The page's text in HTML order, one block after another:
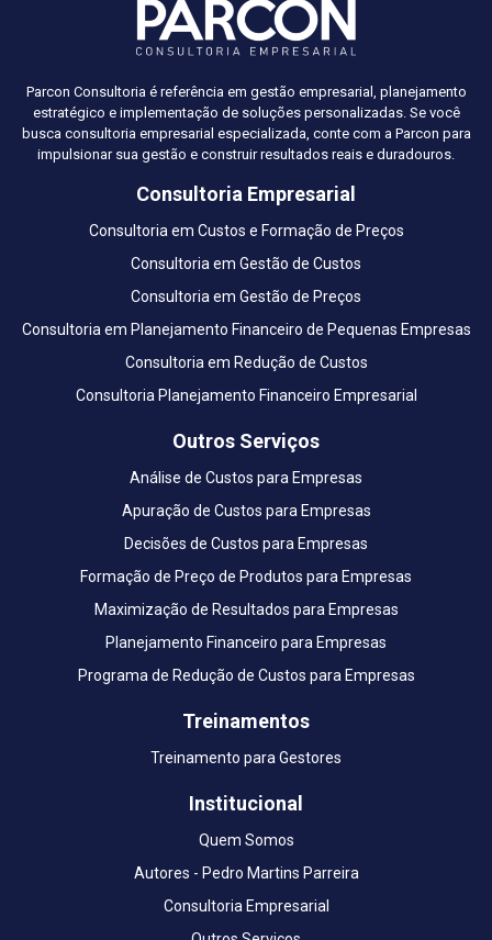
Parcon Consultoria é referência em gestão empresarial, planejamento
estratégico e implementação de soluções personalizadas. Se você
busca consultoria empresarial especializada, conte com a Parcon para
impulsionar sua gestão e construir resultados reais e duradouros.
Consultoria Empresarial
Consultoria em Custos e Formação de Preços
Consultoria em Gestão de Custos
Consultoria em Gestão de Preços
Consultoria em Planejamento Financeiro de Pequenas Empresas
Consultoria em Redução de Custos
Consultoria Planejamento Financeiro Empresarial
Outros Serviços
Análise de Custos para Empresas
Apuração de Custos para Empresas
Decisões de Custos para Empresas
Formação de Preço de Produtos para Empresas
Maximização de Resultados para Empresas
Planejamento Financeiro para Empresas
Programa de Redução de Custos para Empresas
Treinamentos
Treinamento para Gestores
Institucional
Quem Somos
Autores - Pedro Martins Parreira
Consultoria Empresarial